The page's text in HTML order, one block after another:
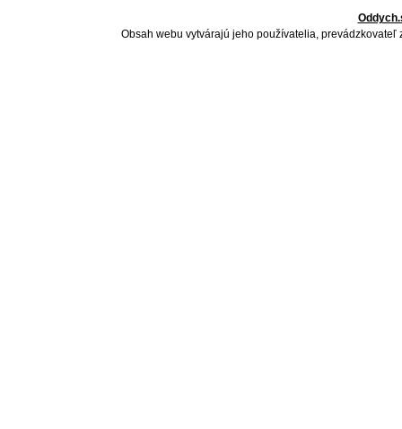
Obsah webu vytvárajú jeho používatelia,